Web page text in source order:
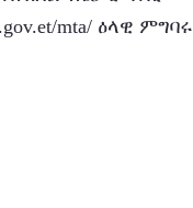
mta/ ዕላዊ ምግባሩ